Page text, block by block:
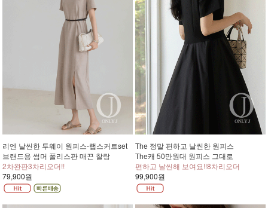
리엔 날씬한 투웨이 원피스-랩스커트set
브랜드용 썸머 폴리스판 매끈 찰랑
2차완판3차리오더!!
79,900원
The 정말 편하고 날씬한 원피스
The캐 50만원대 원피스 그대로
편하고 날씬해 보여요!!8차리오더
99,900원